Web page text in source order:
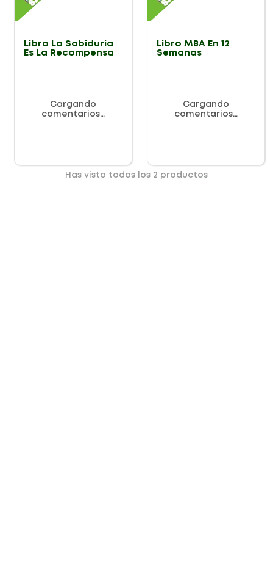
Libro La Sabiduría
Es La Recompensa
Cargando
comentarios…
Libro MBA En 12
Semanas
Cargando
comentarios…
Has visto todos los 2 productos